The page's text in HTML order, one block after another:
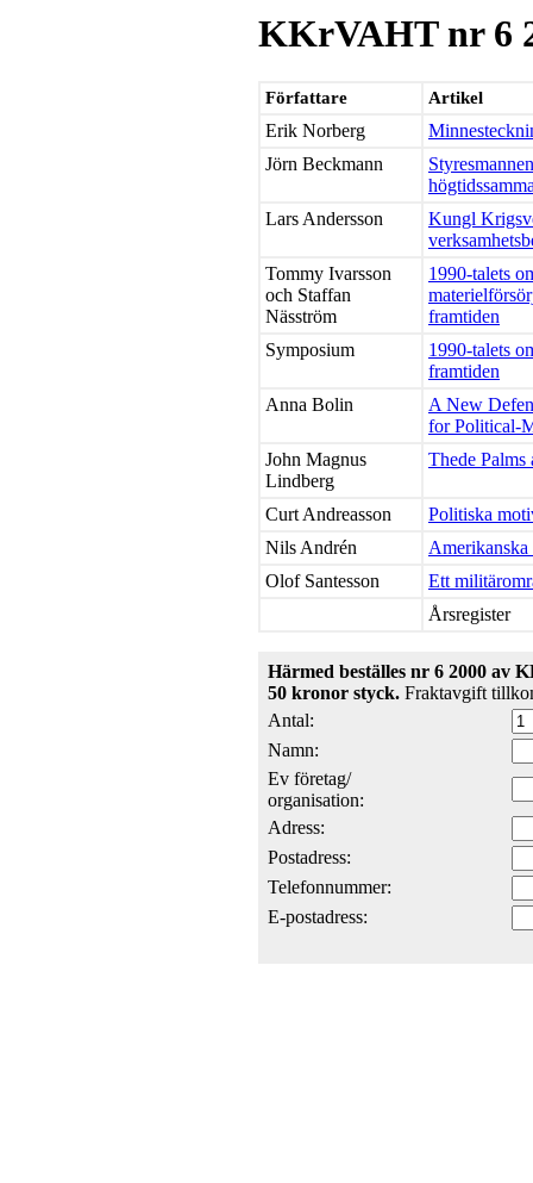
KKrVAHT nr 6
Författare Artikel
Erik Norberg
Jörn Beckmann
Lars Andersson
Kungl
Tommy Ivarsson
och Staffan
Näsström
1990-talets
framtiden
Symposium
1990-talets
framtiden
Anna Bolin
A New
for Political-
John Magnus
Lindberg
Thede Palms
Curt Andreasson
Politiska
Nils Andrén
Amerikanska
Olof Santesson
Ett
Årsregister
Härmed beställes nr 6 2000 av
50 kronor styck. Fraktavgift
Antal:
Namn:
Ev företag/
organisation:
Adress:
Postadress:
Telefonnummer:
E-postadress: